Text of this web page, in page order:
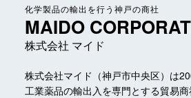
化学製品の輸出を行う神戸の商社
MAIDO
株式会社 マイド
株式会社マイド（神戸市中央区）は
工業薬品の輸出入を専門とする貿易商